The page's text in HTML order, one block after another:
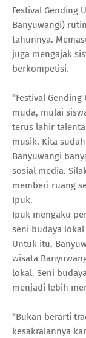
Festival Gending
Banyuwangi)
tahunnya.
juga mengajak
berkompetisi.
“Festival
muda, mulai
terus lahir
musik. Kita
Banyuwangi
sosial media.
memberi ruang
Ipuk.
Ipuk mengaku
seni budaya
Untuk itu,
wisata
lokal. Seni
menjadi lebih
“Bukan berarti
kesakralannya